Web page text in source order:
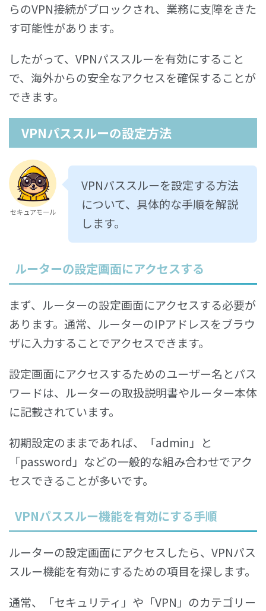
らのVPN接続がブロックされ、業務に支障をきた
す可能性があります。
したがって、VPNパススルーを有効にすること
で、海外からの安全なアクセスを確保することが
できます。
VPNパススルーの設定方法
セキュアモール
VPNパススルーを設定する方法
について、具体的な手順を解説
します。
ルーターの設定画面にアクセスする
まず、ルーターの設定画面にアクセスする必要が
あります。通常、ルーターのIPアドレスをブラウ
ザに入力することでアクセスできます。
設定画面にアクセスするためのユーザー名とパス
ワードは、ルーターの取扱説明書やルーター本体
に記載されています。
初期設定のままであれば、「admin」と
「password」などの一般的な組み合わせでアク
セスできることが多いです。
VPNパススルー機能を有効にする手順
ルーターの設定画面にアクセスしたら、VPNパス
スルー機能を有効にするための項目を探します。
通常、「セキュリティ」や「VPN」のカテゴリー